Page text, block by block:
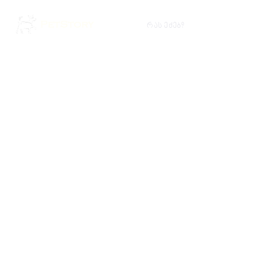
რას ეძებ?